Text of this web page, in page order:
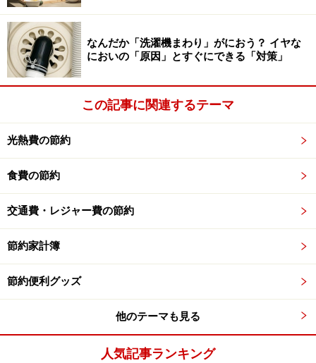
通信費といえば携帯電話（スマホ）の料金です。菅義偉
政権が発足し、携帯料金の値下げが言われていますの
で、この先どのようになっていくか見えない部分ではあ
りますが、格安スマホに変えることで大幅に節約ができ
るかもしれません。筆者自身、5年前に格安SIMに変えた
ことにより年間10万円通信費を減らすことができまし
た。
ただし格安スマホ（格安SIM）は地域によって繋がりづ
らい時間帯があったり、サポートが大手3社ほど手厚く
サービスと照らし合わせて検討してください。
3：「保険」の見直し
生命保険、損害保険、地震保険ほか、各種保険も固定費
の一つです。クレジットカードの付帯サービスに保険が
なんだか「洗濯機まわり」がにおう？ イヤな
においの「原因」とすぐにできる「対策」
この記事に関連するテーマ
光熱費の節約
食費の節約
交通費・レジャー費の節約
節約家計簿
節約便利グッズ
他のテーマも見る
人気記事ランキング